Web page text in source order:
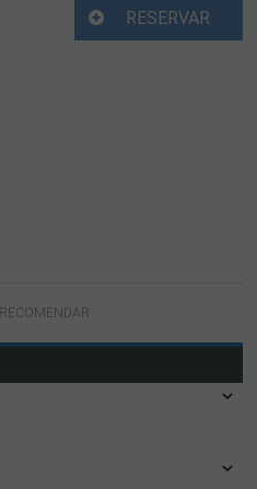
RESERVAR
RECOMENDAR